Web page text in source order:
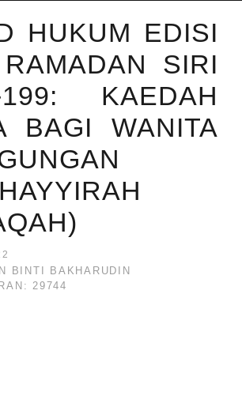
HUKUM EDISI
SIRI
KAEDAH
BAGI WANITA
BINTI BAKHARUDIN
29744